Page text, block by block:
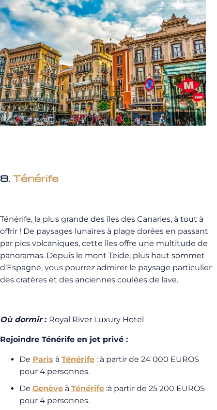
8.Ténérife
Ténérife, la plus grande des îles des Canaries, à tout à
offrir ! De paysages lunaires à plage dorées en passant
par pics volcaniques, cette îles offre une multitude de
panoramas. Depuis le mont Teide, plus haut sommet
d’Espagne, vous pourrez admirer le paysage particulier
des cratères et des anciennes coulées de lave.
Où dormir: Royal River Luxury Hotel
Rejoindre Ténérife en jet privé :
De Paris à Ténérife : à partir de 24 000 EUROS
pour 4 personnes.
De Genève à Ténérife :à partir de 25 200 EUROS
pour 4 personnes.